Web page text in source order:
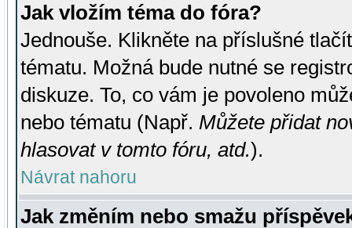
Jak vložím téma do fóra?
Jednouše. Klikněte na příslušné
tématu. Možná bude nutné se
diskuze. To, co vám je povoleno
nebo tématu (Např. Můžete přidat
hlasovat v tomto fóru, atd.).
Návrat nahoru
Jak změním nebo smažu